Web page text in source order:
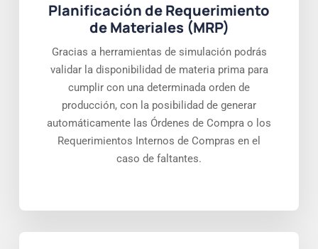
Planificación de Requerimiento
de Materiales (MRP)
Gracias a herramientas de simulación podrás
validar la disponibilidad de materia prima para
cumplir con una determinada orden de
producción, con la posibilidad de generar
automáticamente las Órdenes de Compra o los
Requerimientos Internos de Compras en el
caso de faltantes.